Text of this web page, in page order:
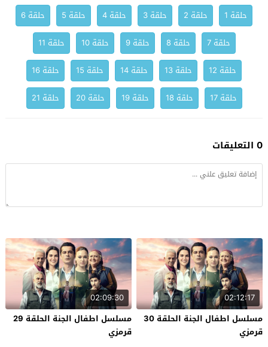
حلقة 1 حلقة 2 حلقة 3 حلقة 4 حلقة 5
حلقة 6
حلقة 7
حلقة 8 حلقة 9 حلقة 10
حلقة 11
حلقة 12
حلقة 13 حلقة 14 حلقة 15
حلقة 16
حلقة 17
حلقة 18 حلقة 19 حلقة 20 حلقة 21
0 التعليقات
02:12:17
مسلسل اطفال الجنة الحلقة 30
قرمزي
02:09:30
مسلسل اطفال الجنة الحلقة 29
قرمزي